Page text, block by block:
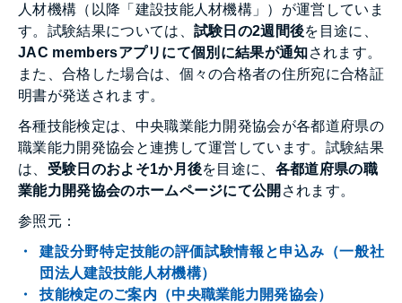
人材機構（以降「建設技能人材機構」）が運営していま
す。試験結果については、 試験日の2週間後を目途に、
JAC membersアプリにて個別に結果が通知されます。
また、合格した場合は、個々の合格者の住所宛に合格証
明書が発送されます。
各種技能検定は、中央職業能力開発協会が各都道府県の
職業能力開発協会と連携して運営しています。試験結果
は、 受験日のおよそ1か月後を目途に、 各都道府県の職
業能力開発協会のホームページにて公開 されます。
参照元：
建設分野特定技能の評価試験情報と申込み（一般社
団法人建設技能人材機構）
技能検定のご案内（中央職業能力開発協会）